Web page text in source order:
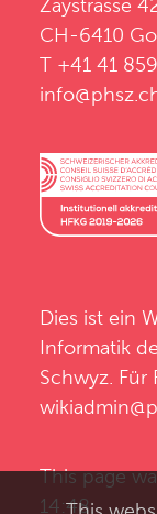
CH-6410
T +41 41
Dies ist ein
Informatik
Schwyz .
This page
14:48.